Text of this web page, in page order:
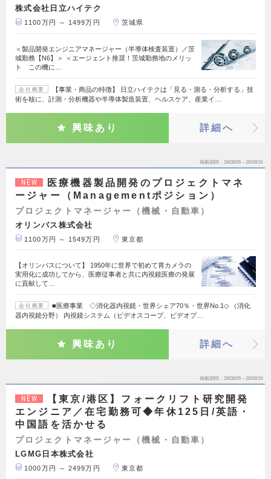
株式会社日立ハイテク
1100万円 ～ 1499万円 茨城県
＜製品開発エンジニアマネージャー（半導体検査装置）／茨
城勤務【N6】＞ ＜エージェント推奨！茨城勤務地のメリッ
ト この機に…
会社概要
【事業・商品の特徴】 日立ハイテクは「見る・測る・分析する」技
術を核に、計測・分析機器や半導体製造装置、ヘルスケア、産業イ…
興味あり 詳細へ
掲載期間 26/08/06～26/08/19
NEW
医療機器製品開発のプロジェクトマネ
ージャー（Managementポジション）
プロジェクトマネージャー（機械・自動車）
オリンパス株式会社
1100万円 ～ 1549万円 東京都
【オリンパスについて】 1950年に世界で初めて胃カメラの
実用化に成功してから、医療従事者と共に内視鏡医療の発展
に貢献して…
会社概要
■医療事業 ◇消化器内視鏡・世界シェア70％・世界No.1◇ （消化
器内視鏡分野） 内視鏡システム（ビデオスコープ、ビデオプ…
興味あり 詳細へ
掲載期間 26/08/06～26/08/19
NEW
【東京/港区】フォークリフト研究開発
エンジニア／在宅勤務可◆年休125日/英語・
中国語を活かせる
プロジェクトマネージャー（機械・自動車）
LGMG日本株式会社
1000万円 ～ 2499万円 東京都